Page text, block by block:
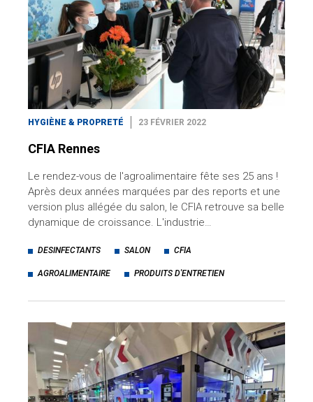
HYGIÈNE & PROPRETÉ 23 FÉVRIER 2022
CFIA Rennes
Le rendez-vous de l'agroalimentaire fête ses 25 ans !
Après deux années marquées par des reports et une
version plus allégée du salon, le CFIA retrouve sa belle
dynamique de croissance. L'industrie…
DESINFECTANTS SALON CFIA
AGROALIMENTAIRE PRODUITS D'ENTRETIEN